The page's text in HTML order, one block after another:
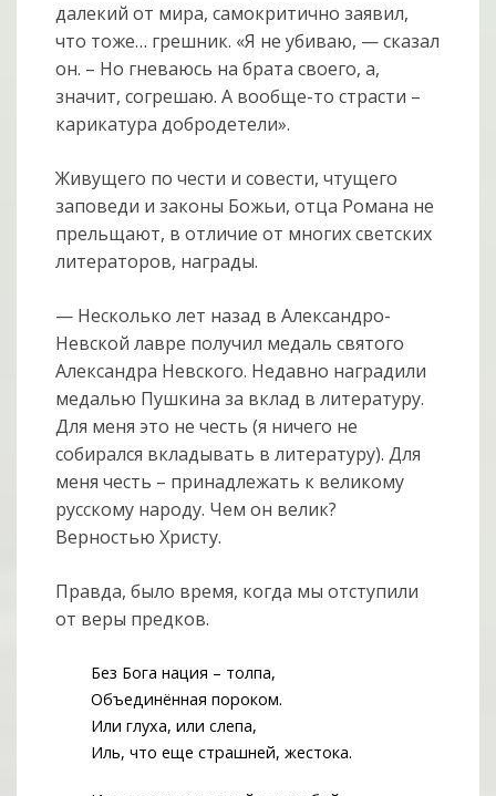
далекий от мира, самокритично заявил,
что тоже… грешник. «Я не убиваю, — сказал
он. – Но гневаюсь на брата своего, а,
значит, согрешаю. А вообще-то страсти –
карикатура добродетели».
Живущего по чести и совести, чтущего
заповеди и законы Божьи, отца Романа не
прельщают, в отличие от многих светских
литераторов, награды.
— Несколько лет назад в Александро-
Невской лавре получил медаль святого
Александра Невского. Недавно наградили
медалью Пушкина за вклад в литературу.
Для меня это не честь (я ничего не
собирался вкладывать в литературу). Для
меня честь – принадлежать к великому
русскому народу. Чем он велик?
Верностью Христу.
Правда, было время, когда мы отступили
от веры предков.
Без Бога нация – толпа,
Объединённая пороком.
Или глуха, или слепа,
Иль, что еще страшней, жестока.